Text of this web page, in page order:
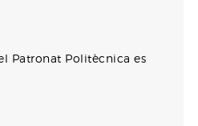
Patronat Politècnica es